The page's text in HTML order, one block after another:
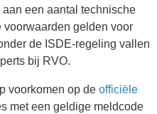
een aantal technische
gelden voor
de ISDE-regeling vallen
bij RVO.
voorkomen op de officiële
met een geldige meldcode